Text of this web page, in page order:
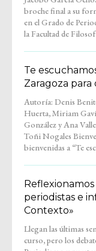
broche final a su
en el Grado de
la Facultad de
Entremedios. Su
Te
Zaragoza para
Autoría: Denis
Huerta, Miriam
González y Ana Valle Edición:
Toñi Nogales Bienvenidos y
bienvenidas a “Te
Voces de quienes
Zaragoza para
espacio tranquilo, hecho para
escuchar sin prisas y
periodistas e
Contexto»
Llegan las últimas
curso, pero los
nuestro propio
#Entremedios. Laura